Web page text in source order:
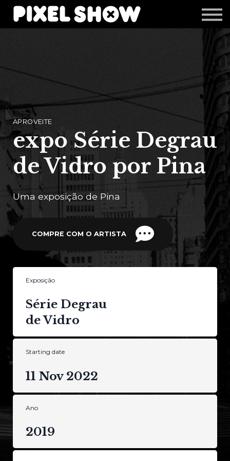
Shop
Revista Zupi
APROVEITE
expo Série Degrau
de Vidro por Pina
Uma exposição de Pina
COMPRE COM O ARTISTA
Exposição
Série Degrau
de Vidro
Starting date
11 Nov 2022
Ano
2019